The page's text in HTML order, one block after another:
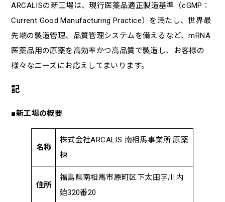
ARCALISの新工場は、現行医薬品適正製造基準（cGMP：
Current Good Manufacturing Practice）を満たし、世界最
先端の製造管理、品質管理システムを備えるなど、mRNA
医薬品用の原薬を高効率かつ高品質で製造し、お客様の
様々なニーズにお応えしてまいります。
記
■新工場の概要
名称
株式会社ARCALIS 南相馬事業所 原薬
棟
住所
福島県南相馬市原町区下太田字川内
廹320番20